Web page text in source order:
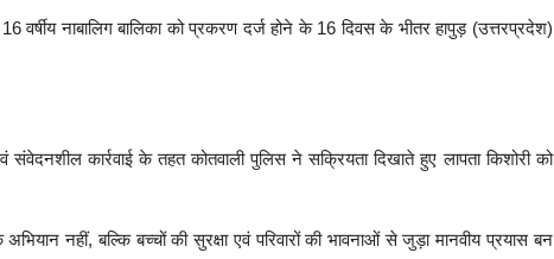
वर्षीय नाबालिग बालिका को प्रकरण दर्ज होने के 16 दिवस के भीतर हापुड़ (उत्तरप्रदेश)
कार्रवाई के तहत कोतवाली पुलिस ने सक्रियता दिखाते हुए लापता किशोरी को
नहीं, बल्कि बच्चों की सुरक्षा एवं परिवारों की भावनाओं से जुड़ा मानवीय प्रयास बन